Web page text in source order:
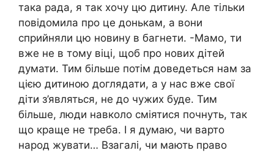
така рада, я так хочу цю дитину. Але тільки
повідомила про це донькам, а вони
сприйняли цю новину в багнети. -Мамо, ти
вже не в тому віці, щоб про нових дітей
думати. Тим більше потім доведеться нам за
цією дитиною доглядати, а у нас вже свої
діти з’являться, не до чужих буде. Тим
більше, люди навколо сміятися почнуть, так
що краще не треба. І я думаю, чи варто
народ жувати… Взагалі, чи мають право